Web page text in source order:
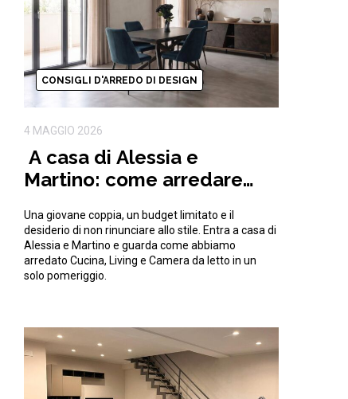
CONSIGLI D'ARREDO DI DESIGN
4 MAGGIO 2026
A casa di Alessia e
Martino: come arredare
15.000€
Una giovane coppia, un budget limitato e il
desiderio di non rinunciare allo stile. Entra a casa di
Alessia e Martino e guarda come abbiamo
arredato Cucina, Living e Camera da letto in un
solo pomeriggio.